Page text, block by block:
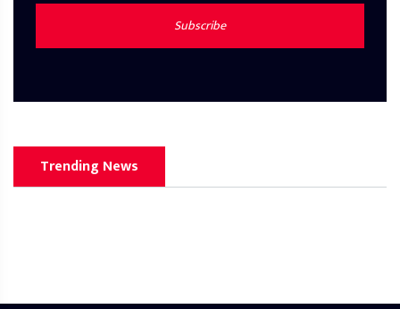
Subscribe
Trending News